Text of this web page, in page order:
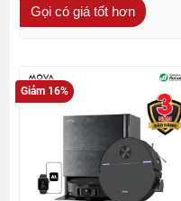
Gọi có giá tốt hơn
Giảm 16%